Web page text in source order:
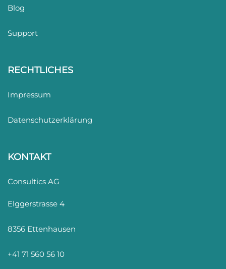
Blog
Support
RECHTLICHES
Impressum
Datenschutzerklärung
KONTAKT
Consultics AG
Elggerstrasse 4
8356 Ettenhausen
+41 71 560 56 10